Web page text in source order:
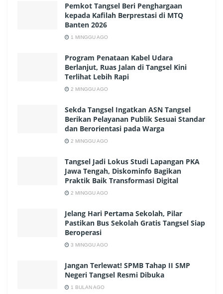
Pemkot Tangsel Beri Penghargaan
kepada Kafilah Berprestasi di MTQ
Banten 2026
1 MINGGU AGO
Program Penataan Kabel Udara
Berlanjut, Ruas Jalan di Tangsel Kini
Terlihat Lebih Rapi
2 MINGGU AGO
Sekda Tangsel Ingatkan ASN Tangsel
Berikan Pelayanan Publik Sesuai Standar
dan Berorientasi pada Warga
2 MINGGU AGO
Tangsel Jadi Lokus Studi Lapangan PKA
Jawa Tengah, Diskominfo Bagikan
Praktik Baik Transformasi Digital
2 MINGGU AGO
Jelang Hari Pertama Sekolah, Pilar
Pastikan Bus Sekolah Gratis Tangsel Siap
Beroperasi
3 MINGGU AGO
Jangan Terlewat! SPMB Tahap II SMP
Negeri Tangsel Resmi Dibuka
1 BULAN AGO